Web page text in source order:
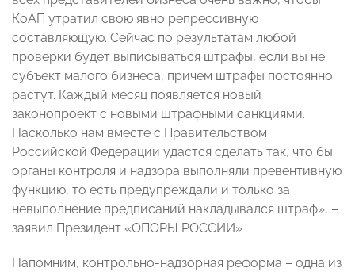
КоАП утратил свою явно репрессивную
составляющую. Сейчас по результатам любой
проверки будет выписываться штрафы, если вы не
субъект малого бизнеса, причем штрафы постоянно
растут. Каждый месяц появляется новый
законопроект с новыми штрафными санкциями.
Насколько нам вместе с Правительством
Российской Федерации удастся сделать так, что бы
органы контроля и надзора выполняли превентивную
функцию, то есть предупреждали и только за
невыполнение предписаний накладывался штраф», –
заявил Президент «ОПОРЫ РОССИИ»
Напомним, контрольно-надзорная реформа – одна из